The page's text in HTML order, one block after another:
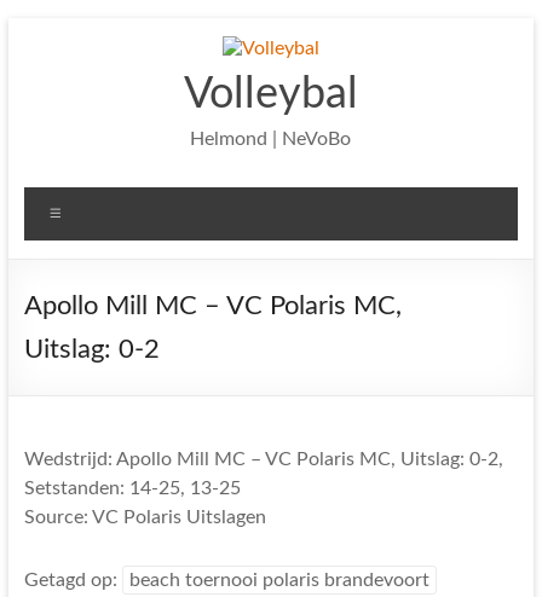
Volleybal
Helmond | NeVoBo
Apollo Mill MC – VC Polaris MC,
Uitslag: 0-2
Wedstrijd: Apollo Mill MC – VC Polaris MC, Uitslag: 0-2,
Setstanden: 14-25, 13-25
Source: VC Polaris Uitslagen
Getagd op: beach toernooi polaris brandevoort